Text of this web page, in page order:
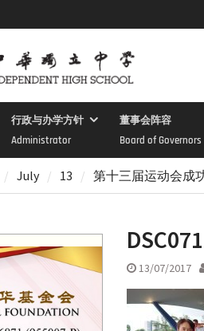
行政与办学方针
Administrator
董事会阵容
Board of Governors
July 13 第十三届运动会成
13/07/2017